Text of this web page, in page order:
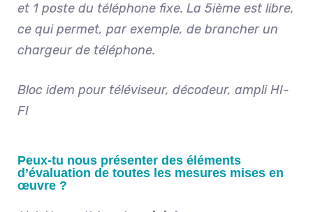
et 1 poste du téléphone fixe. La 5ième est libre,
ce qui permet, par exemple, de brancher un
chargeur de téléphone.
Bloc idem pour téléviseur, décodeur, ampli HI-
FI
Peux-tu nous présenter des éléments
d’évaluation de toutes les mesures mises en
œuvre ?